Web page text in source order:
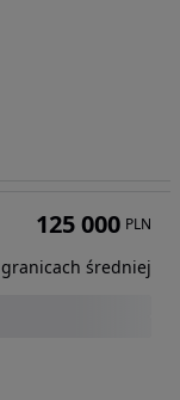
125 000 PLN
średniej